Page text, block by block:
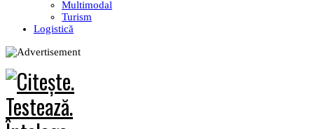
Multimodal
Turism
Logistică